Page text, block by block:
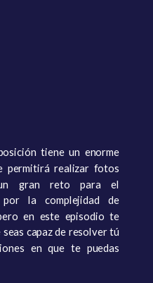
tiene un enorme
permitirá realizar fotos
un gran reto para el
por la complejidad de
en este episodio te
capaz de resolver tú
en que te puedas